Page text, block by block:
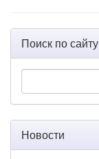
Поиск по сайту
Новости